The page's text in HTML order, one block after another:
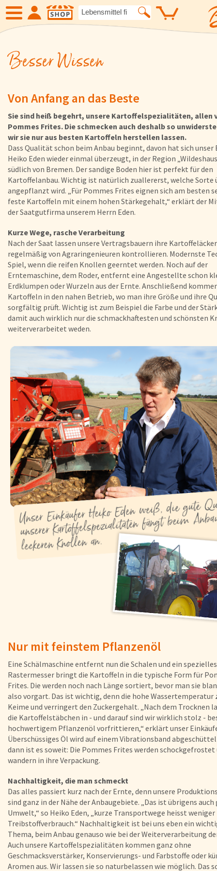
SHOP
Eiskrem Früchte
Gemüse Suppen
Kartoffelspezialitäten Gewürze
Geflügel Fleisch
Fisch
Snacks
Schnelle Mahlzeiten Torten und
Brot und Brötchen
Qualität
Presse & News
Rezepte
Karriere
FAQs
Bezahlung & Lieferung
Nährwerte & Allergene
Herkunftsländer
Warenkorb
Login
Startseite
Besser Wissen
Von Anfang an das Beste
Sie sind heiß begehrt, unsere Kartoffelspezialitäten, allen
Pommes Frites. Die schmecken auch deshalb so
wir sie nur aus besten Kartoffeln herstellen lassen.
Dass Qualität schon beim Anbau beginnt, davon hat sich unser
Heiko Eden wieder einmal überzeugt, in der Region
südlich von Bremen. Der sandige Boden hier ist perfekt für den
Kartoffelanbau. Wichtig ist natürlich zuallererst, welche Sorte
angepflanzt wird. „Für Pommes Frites eignen sich am besten
feste Kartoffeln mit einem hohen Stärkegehalt,“ erklärt der
der Saatgutfirma unserem Herrn Eden.
Kurze Wege, rasche Verarbeitung
Nach der Saat lassen unsere Vertragsbauern ihre Kartoffeläcker
regelmäßig von Agraringenieuren kontrollieren. Modernste
Spiel, wenn die reifen Knollen geerntet werden. Noch auf der
Erntemaschine, dem Roder, entfernt eine Angestellte schon
Erdklumpen oder Wurzeln aus der Ernte. Anschließend
Kartoffeln in den nahen Betrieb, wo man ihre Größe und ihre
sorgfältig prüft. Wichtig ist zum Beispiel die Farbe und der
damit auch wirklich nur die schmackhaftesten und schönsten
weiterverarbeitet weden.
Nur mit feinstem Pflanzenöl
Eine Schälmaschine entfernt nun die Schalen und ein spezielles
Rastermesser bringt die Kartoffeln in die typische Form für
Frites. Die werden noch nach Länge sortiert, bevor man sie
also vorgart. Das ist wichtig, denn die hohe
Keime und verringert den Zuckergehalt. „Nach dem Trocknen
die Kartoffelstäbchen in - und darauf sind wir wirklich stolz -
hochwertigem Pflanzenöl vorfrittieren,“ erklärt unser
Überschüssiges Öl wird auf einem Vibrationsband
dann ist es soweit: Die Pommes Frites werden schockgefrostet
wandern in ihre Verpackung.
Nachhaltigkeit, die man schmeckt
Das alles passiert kurz nach der Ernte, denn unsere
sind ganz in der Nähe der Anbaugebiete. „Das ist übrigens
Umwelt,“ so Heiko Eden, „kurze Transportwege heisstweniger
Treibstoffverbrauch.“ Nachhaltigkeit ist bei uns eben ein
Thema, beim Anbaugenauso wie bei der Weiterverarbeitung
Auch unsere Kartoffelspezialitäten kommen ganz ohne
Geschmacksverstärker, Konservierungs- und Farbstoffe oder
Aromen aus. Wir lassen sie so naturbelassen wie möglich. Das